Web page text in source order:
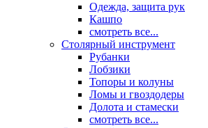
Одежда, защита рук
Кашпо
смотреть все...
Столярный инструмент
Рубанки
Лобзики
Топоры и колуны
Ломы и гвоздодеры
Долота и стамески
смотреть все...